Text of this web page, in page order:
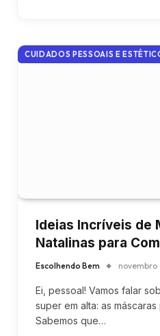
CUIDADOS PESSOAIS E
Ideias Incríveis de
Natalinas para
Escolhendo Bem novembro
Ei, pessoal! Vamos falar
super em alta: as máscaras
Sabemos que…